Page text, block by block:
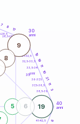
30
anni
40
anni
28,5
28,5-29
31-32,5
32,5-33,5
33,5-34
36-37,5
37,5-38,5
38,5-39
41-42,5
7
8
17
10
19
11
10
21
11
3
6
19
9
5 6
8
35anni